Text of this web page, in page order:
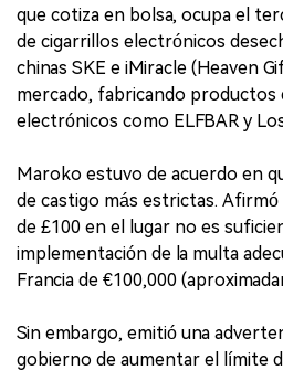
que cotiza en bolsa, ocupa el
de cigarrillos electrónicos
chinas SKE e iMiracle (Heaven
mercado, fabricando productos
electrónicos como ELFBAR y
Maroko estuvo de acuerdo en
de castigo más estrictas.
de £100 en el lugar no es
implementación de la multa
Francia de €100,000
Sin embargo, emitió una
gobierno de aumentar el límite